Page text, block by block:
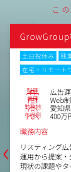
・クライアン
・企画提案
・制作進行管理
・スケジュール
・制作スタッ
・クオリティ
・納品
・アフターフ
こ
‹
土日祝休み 残
在宅・リモート
職種 広告
業種 Web
勤務地 愛知
年収例
400万
職務内容
リスティング
運用から提案・
現状の課題や